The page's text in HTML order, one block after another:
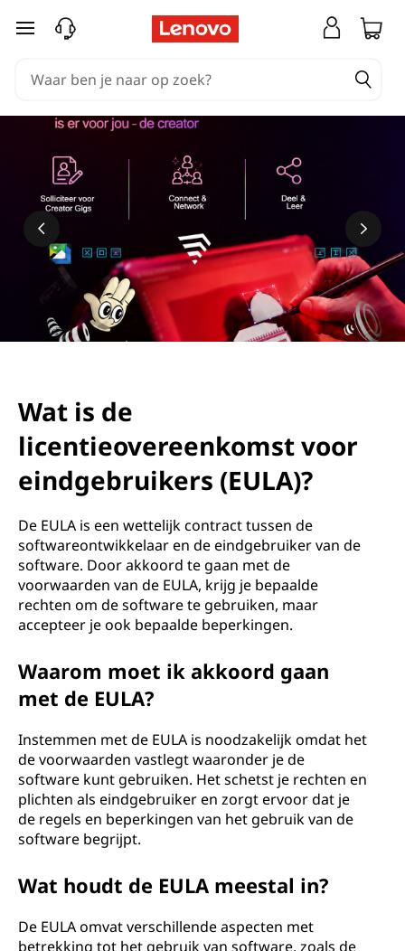
Ga naar de hoofdinhoud
Wat is de
licentieovereenkomst voor
eindgebruikers (EULA)?
De EULA is een wettelijk contract tussen de
softwareontwikkelaar en de eindgebruiker van de
software. Door akkoord te gaan met de
voorwaarden van de EULA, krijg je bepaalde
rechten om de software te gebruiken, maar
accepteer je ook bepaalde beperkingen.
Waarom moet ik akkoord gaan
met de EULA?
Instemmen met de EULA is noodzakelijk omdat het
de voorwaarden vastlegt waaronder je de
software kunt gebruiken. Het schetst je rechten en
plichten als eindgebruiker en zorgt ervoor dat je
de regels en beperkingen van het gebruik van de
software begrijpt.
Wat houdt de EULA meestal in?
De EULA omvat verschillende aspecten met
betrekking tot het gebruik van software, zoals de